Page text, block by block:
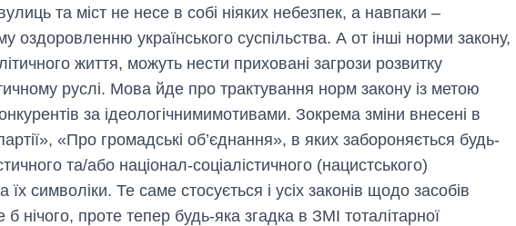
та міст не несе в собі ніяких небезпек, а навпаки –
оздоровленню українського суспільства. А от інші норми закону,
життя, можуть нести приховані загрози розвитку
руслі. Мова йде про трактування норм закону із метою
за ідеологічнимимотивами. Зокрема зміни внесені в
«Про громадські об’єднання», в яких забороняється будь-
та/або націонал-соціалістичного (нацистського)
їх символіки. Те саме стосується і усіх законів щодо засобів
б нічого, проте тепер будь-яка згадка в ЗМІ тоталітарної